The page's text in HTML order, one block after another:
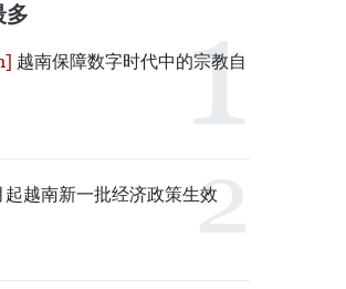
多
越南保障数字时代中的宗教自
越南新一批经济政策生效